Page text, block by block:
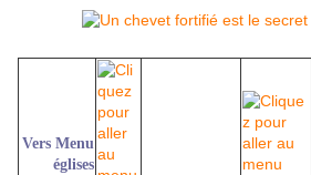
Vers Menu
églises